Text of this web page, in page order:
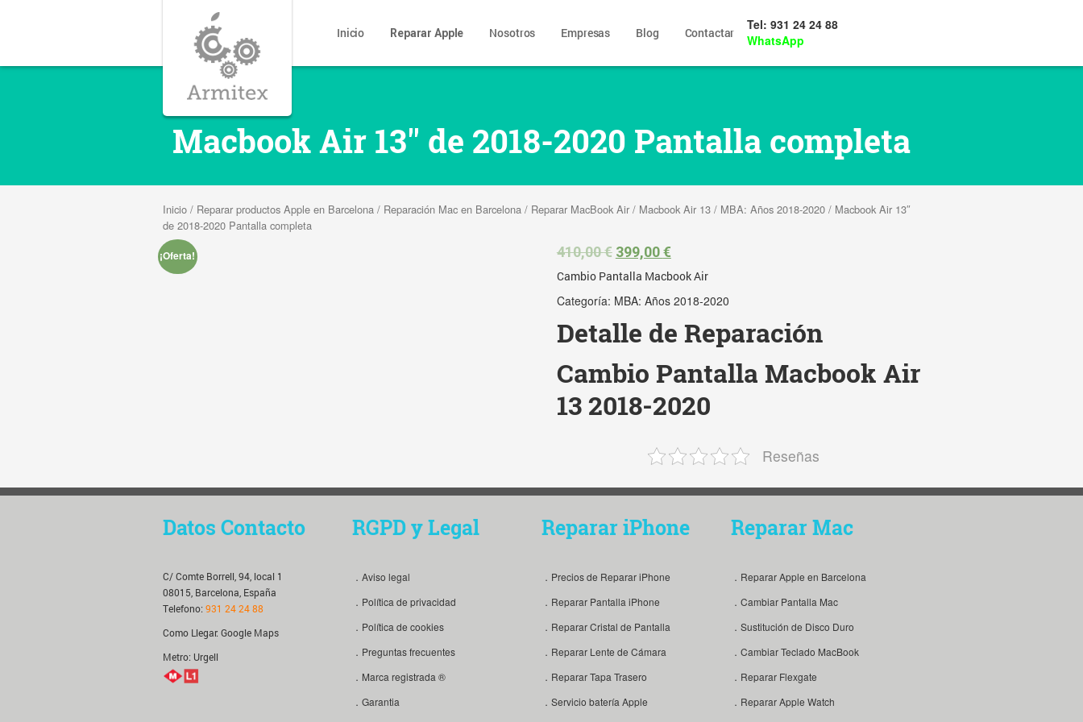
Inicio Reparar Apple Nosotros Empresas Blog Contactar
Tel: 931 24 24 88
WhatsApp
Macbook Air 13″ de 2018-2020 Pantalla completa
Inicio / Reparar productos Apple en Barcelona / Reparación Mac en Barcelona / Reparar MacBook Air / Macbook Air 13 / MBA: Años 2018-2020 / Macbook Air 13″
de 2018-2020 Pantalla completa
¡Oferta! 410,00€ 399,00€
Cambio Pantalla Macbook Air
Categoría: MBA: Años 2018-2020
Detalle de Reparación
Cambio Pantalla Macbook Air
13 2018-2020
Reseñas
Datos Contacto
C/ Comte Borrell, 94, local 1
08015, Barcelona, España
Telefono: 931 24 24 88
Como Llegar: Google Maps
Metro: Urgell
RGPD y Legal
．Aviso legal
．Política de privacidad
．Política de cookies
．Preguntas frecuentes
．Marca registrada ®
．Garantia
Reparar iPhone
．Precios de Reparar iPhone
．Reparar Pantalla iPhone
．Reparar Cristal de Pantalla
．Reparar Lente de Cámara
．Reparar Tapa Trasero
．Servicio batería Apple
Reparar Mac
．Reparar Apple en Barcelona
．Cambiar Pantalla Mac
．Sustitución de Disco Duro
．Cambiar Teclado MacBook
．Reparar Flexgate
．Reparar Apple Watch